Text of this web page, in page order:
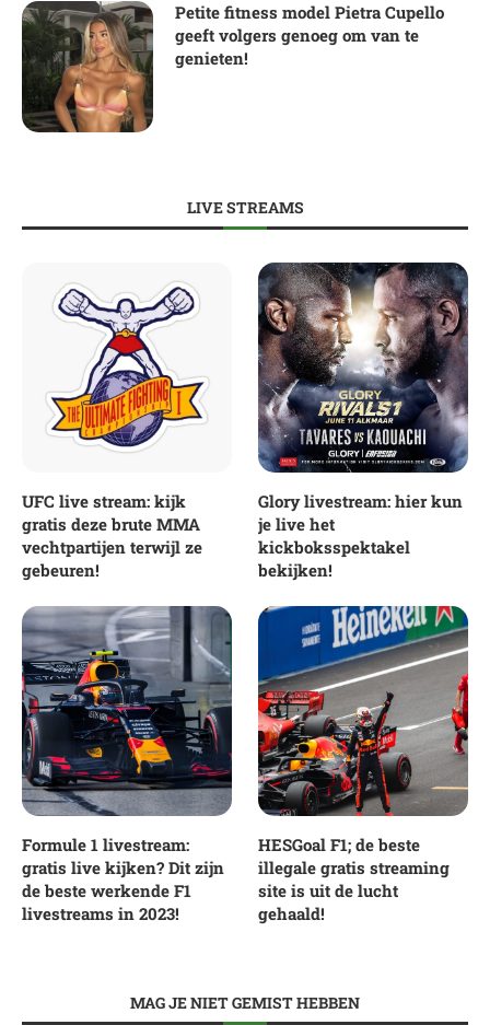
Petite fitness model Pietra Cupello
geeft volgers genoeg om van te
genieten!
LIVE STREAMS
UFC live stream: kijk
gratis deze brute MMA
vechtpartijen terwijl ze
gebeuren!
Glory livestream: hier kun
je live het
kickboksspektakel
bekijken!
Formule 1 livestream:
gratis live kijken? Dit zijn
de beste werkende F1
livestreams in 2023!
HESGoal F1; de beste
illegale gratis streaming
site is uit de lucht
gehaald!
MAG JE NIET GEMIST HEBBEN